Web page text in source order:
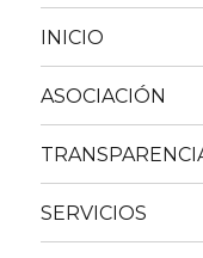
INICIO
ASOCIACIÓN
SERVICIOS